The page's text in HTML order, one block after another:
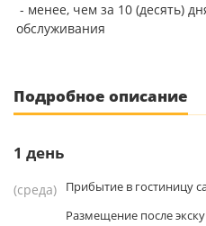
- менее, чем за 10 (десять)
обслуживания
Подробное описание
1 день
(среда)
Прибытие в гостиницу
Размещение после